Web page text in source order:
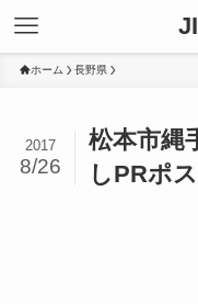
ホーム 長野県
松本市縄
しPRポ
2017
8/26